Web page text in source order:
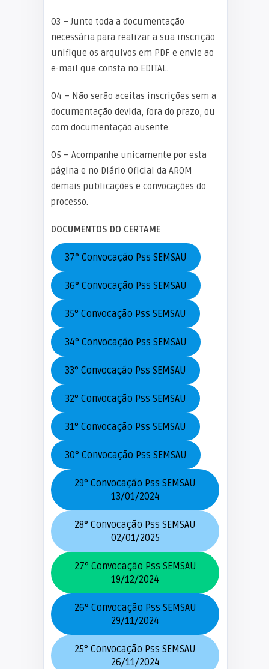
03 – Junte toda a documentação
necessária para realizar a sua inscrição
unifique os arquivos em PDF e envie ao
e-mail que consta no EDITAL.
04 – Não serão aceitas inscrições sem a
documentação devida, fora do prazo, ou
com documentação ausente.
05 – Acompanhe unicamente por esta
página e no Diário Oficial da AROM
demais publicações e convocações do
processo.
DOCUMENTOS DO CERTAME
37° Convocação Pss SEMSAU
36° Convocação Pss SEMSAU
35° Convocação Pss SEMSAU
34° Convocação Pss SEMSAU
33° Convocação Pss SEMSAU
32° Convocação Pss SEMSAU
31° Convocação Pss SEMSAU
30° Convocação Pss SEMSAU
29° Convocação Pss SEMSAU
13/01/2024
28° Convocação Pss SEMSAU
02/01/2025
27° Convocação Pss SEMSAU
19/12/2024
26° Convocação Pss SEMSAU
29/11/2024
25° Convocação Pss SEMSAU
26/11/2024